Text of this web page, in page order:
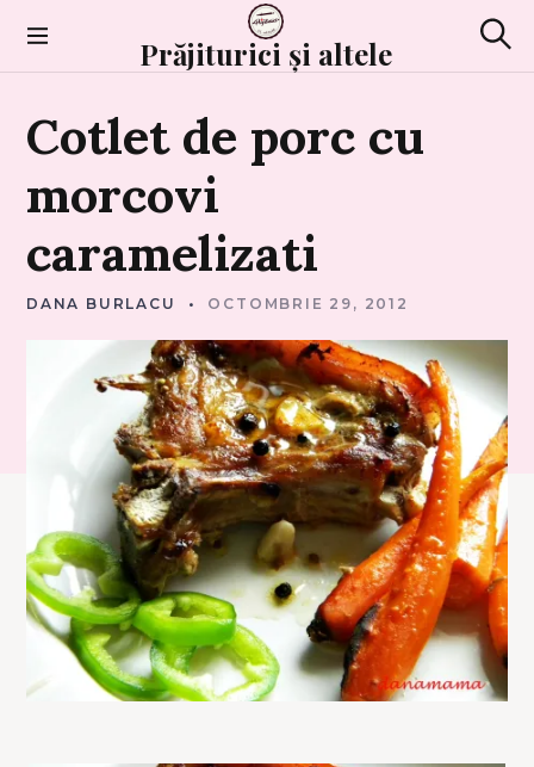
Prăjiturici și altele
U
A
E
Cotlet de porc cu
morcovi
caramelizati
DANA BURLACU OCTOMBRIE 29, 2012